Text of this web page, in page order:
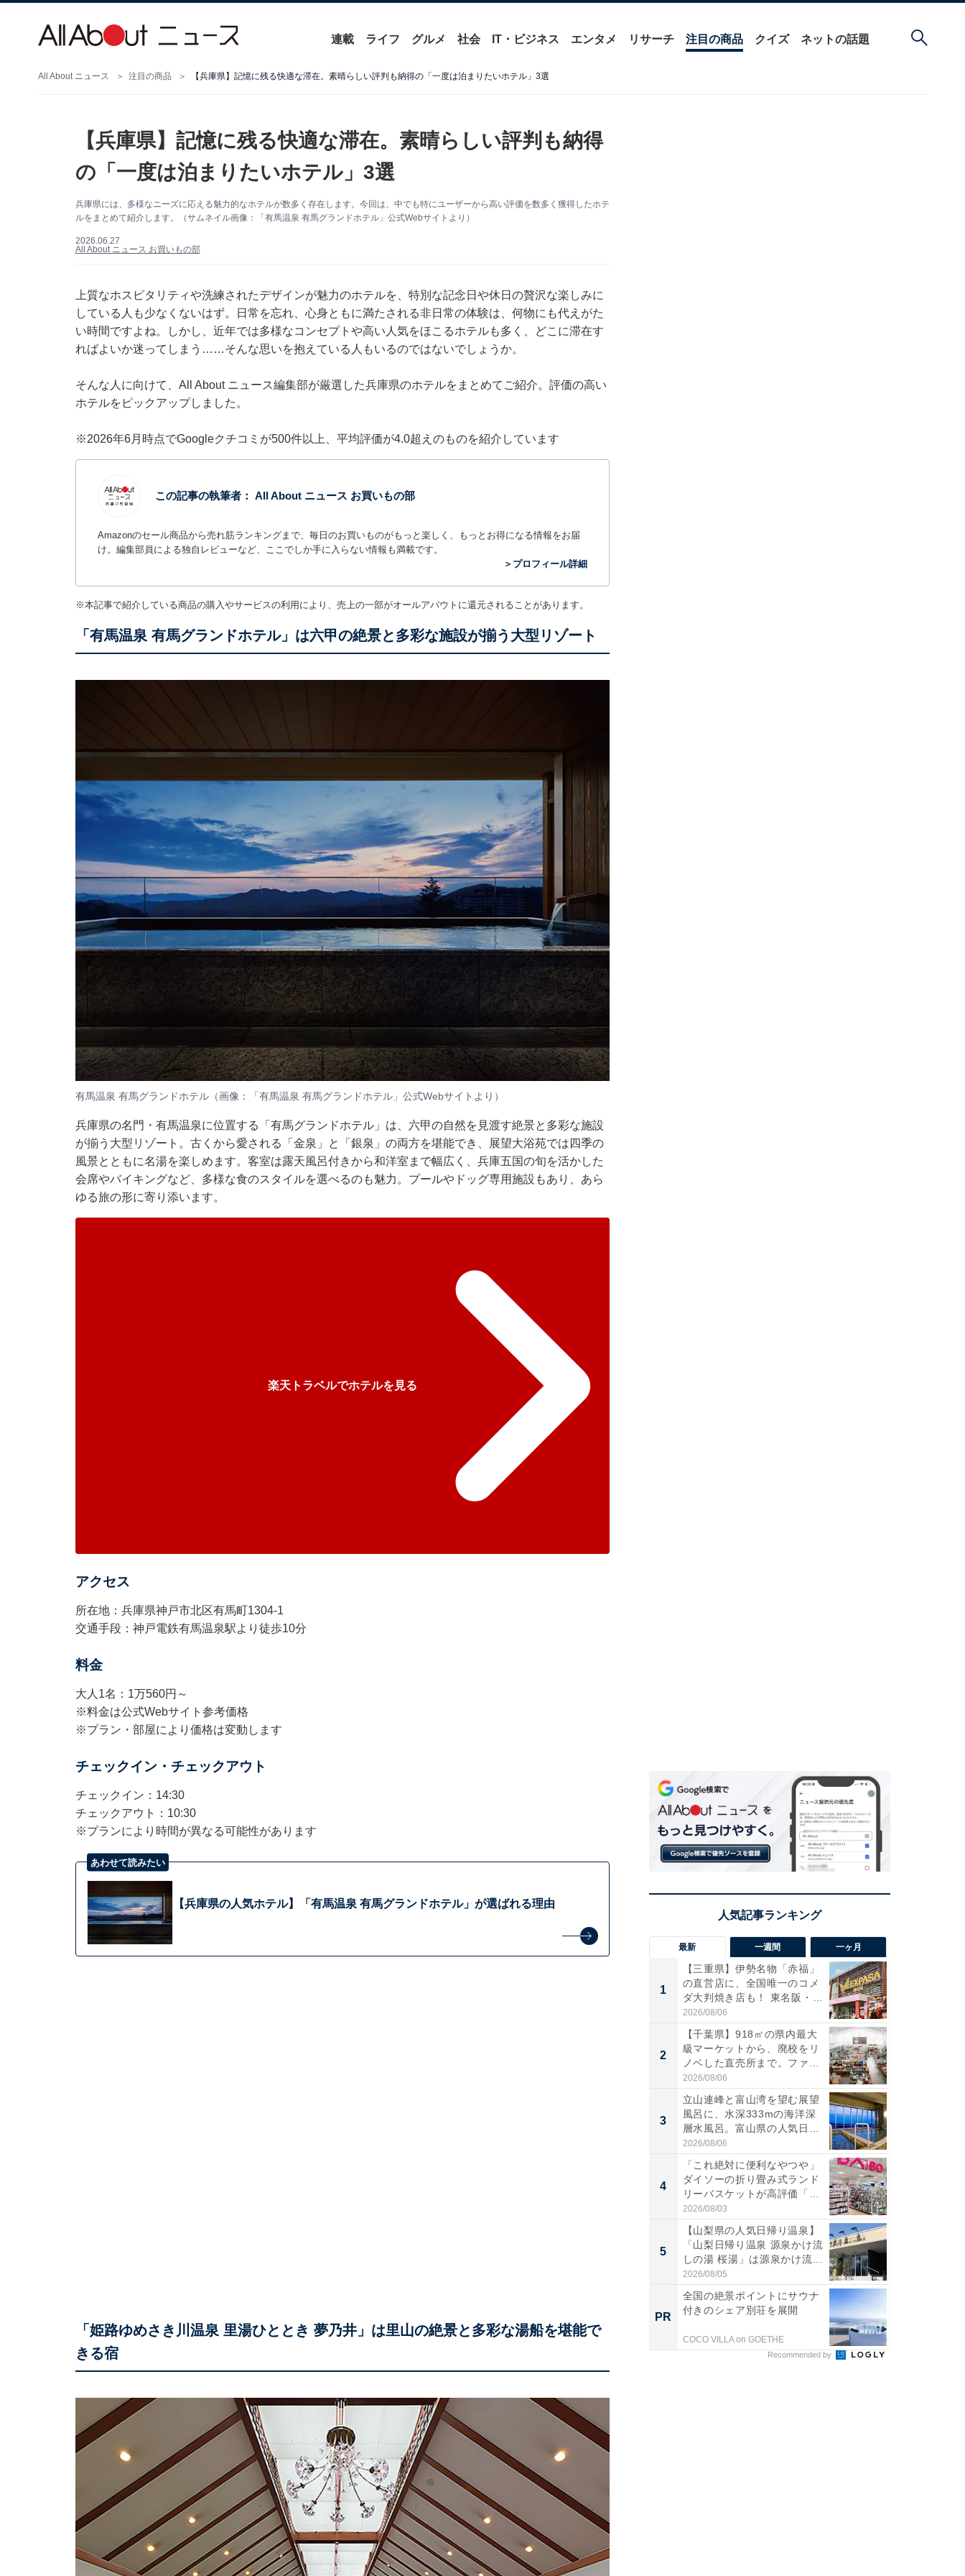
連載 ライフ グルメ 社会 IT・ビジネス エンタメ リサーチ 注目の商品 クイズ ネットの話題
All About ニュース 注目の商品 【兵庫県】記憶に残る快適な滞在。素晴らしい評判も納得の「一度は泊まりたいホテル」3選
【兵庫県】記憶に残る快適な滞在。素晴らしい評判も納得
の「一度は泊まりたいホテル」3選
兵庫県には、多様なニーズに応える魅力的なホテルが数多く存在します。今回は、中でも特にユーザーから高い評価を数多く獲得したホテ
ルをまとめて紹介します。（サムネイル画像：「有馬温泉 有馬グランドホテル」公式Webサイトより）
2026.06.27
All About ニュース お買いもの部
上質なホスピタリティや洗練されたデザインが魅力のホテルを、特別な記念日や休日の贅沢な楽しみに
している人も少なくないはず。日常を忘れ、心身ともに満たされる非日常の体験は、何物にも代えがた
い時間ですよね。しかし、近年では多様なコンセプトや高い人気をほこるホテルも多く、どこに滞在す
ればよいか迷ってしまう……そんな思いを抱えている人もいるのではないでしょうか。
そんな人に向けて、All About ニュース編集部が厳選した兵庫県のホテルをまとめてご紹介。評価の高い
ホテルをピックアップしました。
※2026年6月時点でGoogleクチコミが500件以上、平均評価が4.0超えのものを紹介しています
この記事の執筆者： All About ニュース お買いもの部
Amazonのセール商品から売れ筋ランキングまで、毎日のお買いものがもっと楽しく、もっとお得になる情報をお届
け。編集部員による独自レビューなど、ここでしか手に入らない情報も満載です。
＞プロフィール詳細
※本記事で紹介している商品の購入やサービスの利用により、売上の一部がオールアバウトに還元されることがあります。
「有馬温泉 有馬グランドホテル」は六甲の絶景と多彩な施設が揃う大型リゾート
有馬温泉 有馬グランドホテル（画像：「有馬温泉 有馬グランドホテル」公式Webサイトより）
兵庫県の名門・有馬温泉に位置する「有馬グランドホテル」は、六甲の自然を見渡す絶景と多彩な施設
が揃う大型リゾート。古くから愛される「金泉」と「銀泉」の両方を堪能でき、展望大浴苑では四季の
風景とともに名湯を楽しめます。客室は露天風呂付きから和洋室まで幅広く、兵庫五国の旬を活かした
会席やバイキングなど、多様な食のスタイルを選べるのも魅力。プールやドッグ専用施設もあり、あら
ゆる旅の形に寄り添います。
楽天トラベルでホテルを見る
アクセス
所在地：兵庫県神戸市北区有馬町1304-1
交通手段：神戸電鉄有馬温泉駅より徒歩10分
料金
大人1名：1万560円～
※料金は公式Webサイト参考価格
※プラン・部屋により価格は変動します
チェックイン・チェックアウト
チェックイン：14:30
チェックアウト：10:30
※プランにより時間が異なる可能性があります
あわせて読みたい
【兵庫県の人気ホテル】「有馬温泉 有馬グランドホテル」が選ばれる理由
「姫路ゆめさき川温泉 里湯ひととき 夢乃井」は里山の絶景と多彩な湯船を堪能で
きる宿
最新 一週間 一ヶ月
1
【三重県】伊勢名物「赤福」
の直営店に、全国唯一のコメ
ダ大判焼き店も！ 東名阪・
伊...
2026/08/06
2
【千葉県】918㎡の県内最大
級マーケットから、廃校をリ
ノベした直売所まで。ファ
ー...
2026/08/06
3
立山連峰と富山湾を望む展望
風呂に、水深333mの海洋深
層水風呂。富山県の人気日
帰...
2026/08/06
4
「これ絶対に便利なやつや」
ダイソーの折り畳み式ランド
リーバスケットが高評価「使
わ...
2026/08/03
5
【山梨県の人気日帰り温泉】
「山梨日帰り温泉 源泉かけ流
しの湯 桜湯」は源泉かけ流...
2026/08/05
PR
全国の絶景ポイントにサウナ
付きのシェア別荘を展開
COCO VILLA on GOETHE
Recommended by